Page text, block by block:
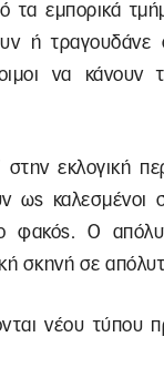
τα εμπορικά
ή τραγουδάνε
να
εκλογική
ως καλεσμένοι
φακός. Ο
σκηνή σε
νέου τύπου